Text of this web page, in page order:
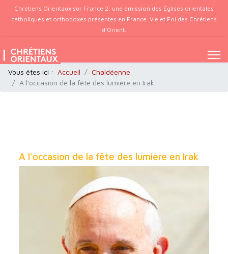
Chrétiens Orientaux sur France 2, une émission des Églises orientales
catholiques et orthodoxes présentes en France. Vie et Foi des Chrétiens
d’Orient.
Vous êtes ici : Accueil
Chaldéenne
A l'occasion de la fête des lumière en Irak
A l'occasion de la fête des lumière en Irak